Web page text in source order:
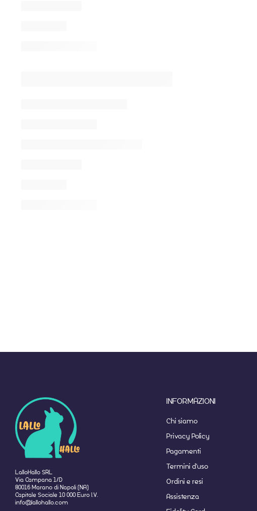
LalloHallo SRL
Via Campana 1/D
80016 Marano di Napoli (NA)
Capitale Sociale 10 000 Euro I.V.
info@lallohallo.com
INFORMAZIONI
Chi siamo
Privacy Policy
Pagamenti
Termini d'uso
Ordini e resi
Assistenza